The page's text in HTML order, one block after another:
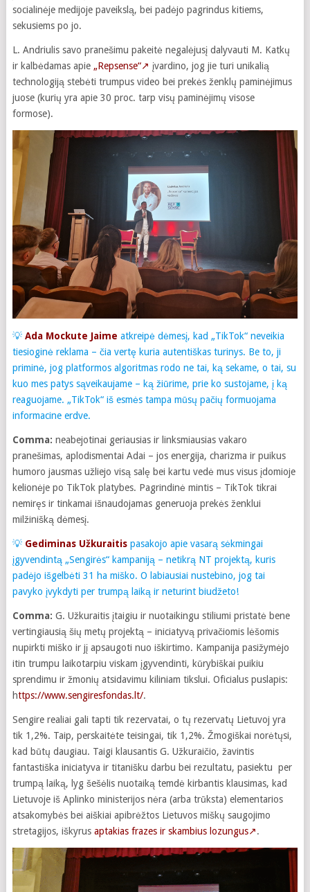
socialinėje medijoje paveikslą, bei padėjo pagrindus kitiems,
sekusiems po jo.
L. Andriulis savo pranešimu pakeitė negalėjusį dalyvauti M. Katkų
ir kalbėdamas apie „Repsense“↗ įvardino, jog jie turi unikalią
technologiją stebėti trumpus video bei prekės ženklų paminėjimus
juose (kurių yra apie 30 proc. tarp visų paminėjimų visose
formose).
💡 Ada Mockute Jaime atkreipė dėmesį, kad „TikTok“ neveikia
tiesioginė reklama – čia vertę kuria autentiškas turinys. Be to, ji
priminė, jog platformos algoritmas rodo ne tai, ką sekame, o tai, su
kuo mes patys sąveikaujame – ką žiūrime, prie ko sustojame, į ką
reaguojame. „TikTok“ iš esmės tampa mūsų pačių formuojama
informacine erdve.
Comma: neabejotinai geriausias ir linksmiausias vakaro
pranešimas, aplodismentai Adai – jos energija, charizma ir puikus
humoro jausmas užliejo visą salę bei kartu vedė mus visus įdomioje
kelionėje po TikTok platybes. Pagrindinė mintis – TikTok tikrai
nemiręs ir tinkamai išnaudojamas generuoja prekės ženklui
milžinišką dėmesį.
💡 Gediminas Užkuraitispasakojo apie vasarą sėkmingai
įgyvendintą „Sengirės“ kampaniją – netikrą NT projektą, kuris
padėjo išgelbėti 31 ha miško. O labiausiai nustebino, jog tai
pavyko įvykdyti per trumpą laiką ir neturint biudžeto!
Comma: G. Užkuraitis įtaigiu ir nuotaikingu stiliumi pristatė bene
vertingiausią šių metų projektą – iniciatyvą privačiomis lėšomis
nupirkti miško ir jį apsaugoti nuo iškirtimo. Kampanija pasižymėjo
itin trumpu laikotarpiu viskam įgyvendinti, kūrybiškai puikiu
sprendimu ir žmonių atsidavimu kiliniam tikslui. Oficialus puslapis:
https://www.sengiresfondas.lt/.
Sengire realiai gali tapti tik rezervatai, o tų rezervatų Lietuvoj yra
tik 1,2%. Taip, perskaitėte teisingai, tik 1,2%. Žmogiškai norėtųsi,
kad būtų daugiau. Taigi klausantis G. Užkuraičio, žavintis
fantastiška iniciatyva ir titanišku darbu bei rezultatu, pasiektu per
trumpą laiką, lyg šešėlis nuotaiką temdė kirbantis klausimas, kad
Lietuvoje iš Aplinko ministerijos nėra (arba trūksta) elementarios
atsakomybės bei aiškiai apibrėžtos Lietuvos miškų saugojimo
stretagijos, iškyrus aptakias frazes ir skambius lozungus↗.